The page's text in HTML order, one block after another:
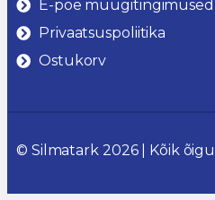
E-poe müügitingimused
Privaatsuspoliitika
Ostukorv
© Silmatark 2026 | Kõik